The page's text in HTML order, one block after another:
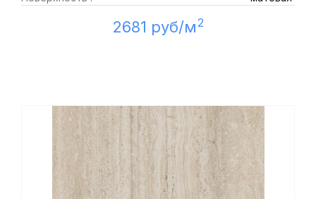
2681 руб/м2